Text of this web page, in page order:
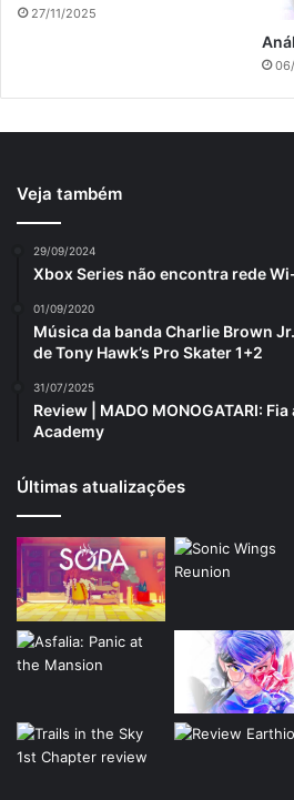
27/11/2025
Veja também
29/09/2024
Xbox Series não encontra rede
01/09/2020
Música da banda Charlie Brown
de Tony Hawk’s Pro Skater 1+2
31/07/2025
Review | MADO MONOGATARI:
Academy
Últimas atualizações